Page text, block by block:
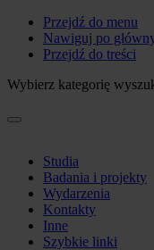
Przejdź do menu
Nawiguj po
Przejdź do treści
Wybierz kategorię
Studia
Badania i projekty
Wydarzenia
Kontakty
Inne
Szybkie linki